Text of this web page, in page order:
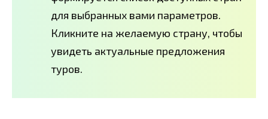
для выбранных вами параметров.
Кликните на желаемую страну, чтобы
увидеть актуальные предложения
туров.